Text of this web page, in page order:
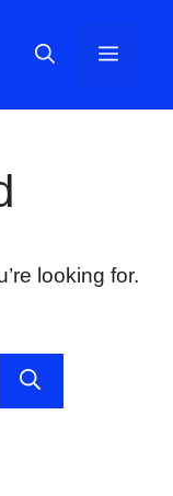
Menu
looking for.